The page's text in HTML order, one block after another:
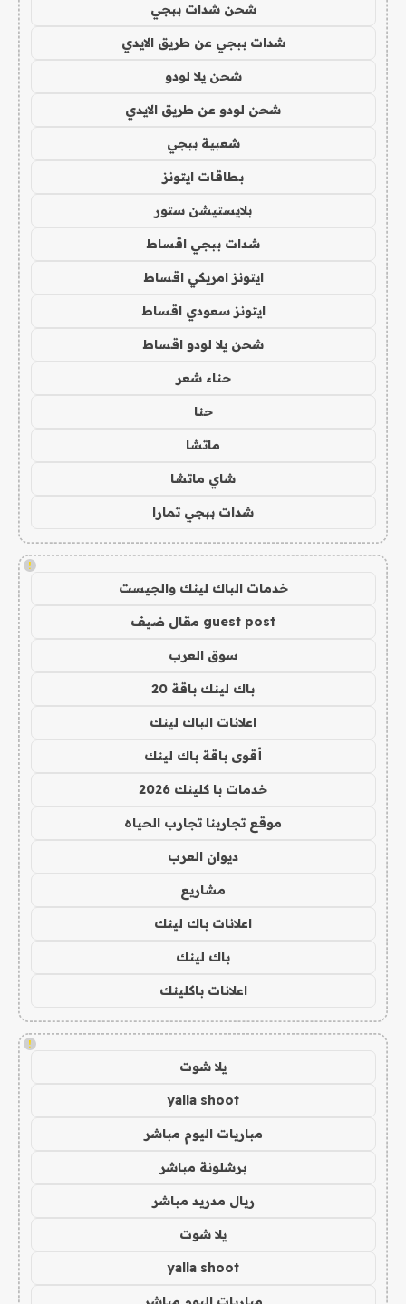
شحن شدات ببجي
شدات ببجي عن طريق الايدي
شحن يلا لودو
شحن لودو عن طريق الايدي
شعبية ببجي
بطاقات ايتونز
بلايستيشن ستور
شدات ببجي اقساط
ايتونز امريكي اقساط
ايتونز سعودي اقساط
شحن يلا لودو اقساط
حناء شعر
حنا
ماتشا
شاي ماتشا
شدات ببجي تمارا
!
خدمات الباك لينك والجيست
guest post مقال ضيف
سوق العرب
باك لينك باقة 20
اعلانات الباك لينك
أقوى باقة باك لينك
خدمات با كلينك 2026
موقع تجاربنا تجارب الحياه
ديوان العرب
مشاريع
اعلانات باك لينك
باك لينك
اعلانات باكلينك
!
يلا شوت
yalla shoot
مباريات اليوم مباشر
برشلونة مباشر
ريال مدريد مباشر
يلا شوت
yalla shoot